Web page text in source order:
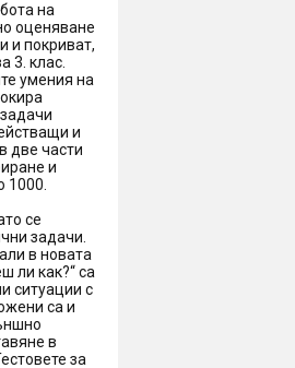
на
оценяване
и покриват,
3. клас.
умения на
и
две части
и
1000.
се
задачи.
в новата
ли как?“ са
ситуации с
са и
в
за